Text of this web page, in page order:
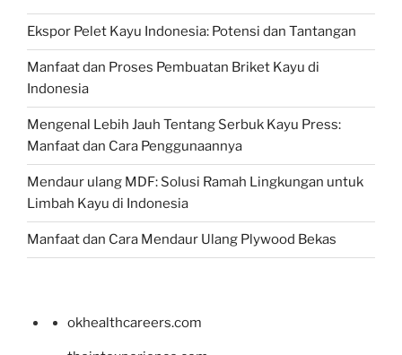
Ekspor Pelet Kayu Indonesia: Potensi dan Tantangan
Manfaat dan Proses Pembuatan Briket Kayu di
Indonesia
Mengenal Lebih Jauh Tentang Serbuk Kayu Press:
Manfaat dan Cara Penggunaannya
Mendaur ulang MDF: Solusi Ramah Lingkungan untuk
Limbah Kayu di Indonesia
Manfaat dan Cara Mendaur Ulang Plywood Bekas
okhealthcareers.com